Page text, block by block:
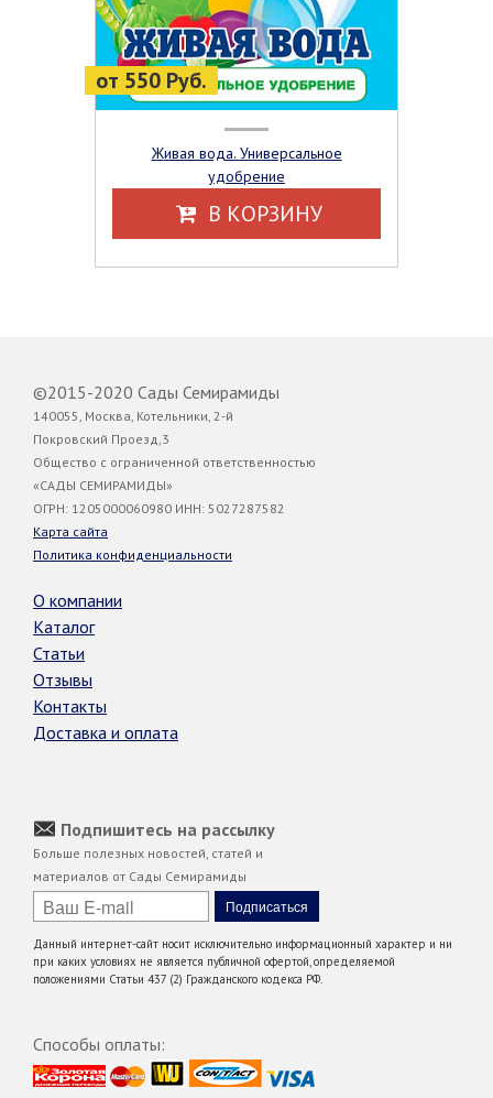
от 550 Руб.
Живая вода. Универсальное
удобрение
В КОРЗИНУ
©2015-2020 Сады Семирамиды
140055, Москва, Котельники, 2-й
Покровский Проезд,3
Общество с ограниченной ответственностью
«САДЫ СЕМИРАМИДЫ»
ОГРН: 1205000060980 ИНН: 5027287582
Карта сайта
Политика конфиденциальности
О компании
Каталог
Статьи
Отзывы
Контакты
Доставка и оплата
Подпишитесь на рассылку
Больше полезных новостей, статей и
материалов от Сады Семирамиды
Данный интернет-сайт носит исключительно информационный характер и ни
при каких условиях не является публичной офертой, определяемой
положениями Статьи 437 (2) Гражданского кодекса РФ.
Способы оплаты: